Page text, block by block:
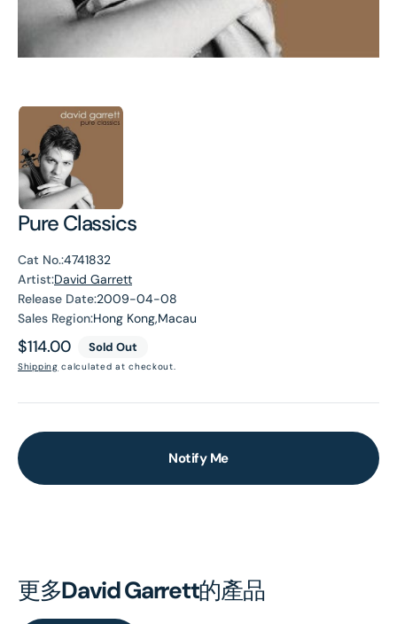
Pure Classics
Cat No.:4741832
Artist:David Garrett
Release Date:2009-04-08
Sales Region:Hong Kong,Macau
Regular
price
$114.00 Sold Out
Shipping calculated at checkout.
Notify Me
更多David Garrett的產品